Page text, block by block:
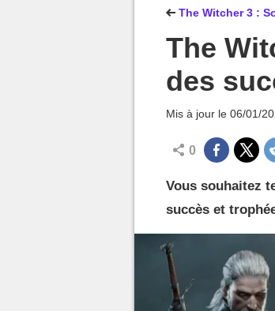
The Witcher 3 :
The
des
Mis à jour le 06/01/
0
Vous souhaitez
succès et